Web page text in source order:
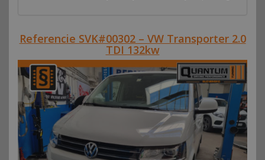
Referencie SVK#00302 – VW Transporter 2.0
TDI 132kw